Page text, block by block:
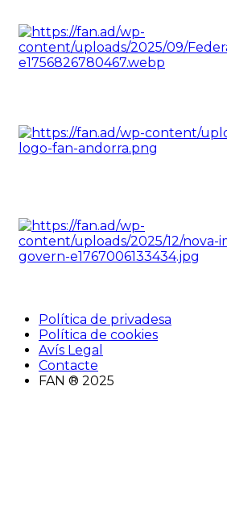
Política de privadesa
Política de cookies
Avís Legal
Contacte
FAN ® 2025